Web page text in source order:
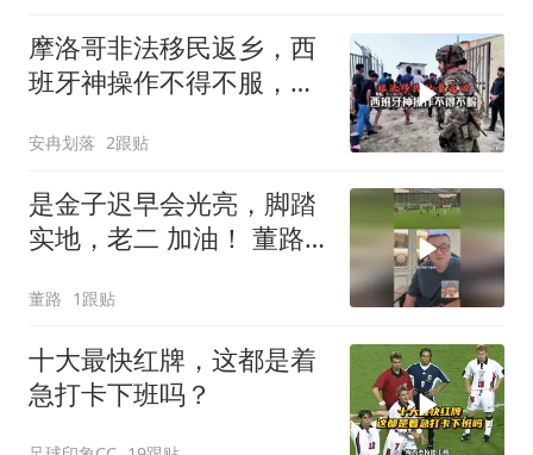
摩洛哥非法移民返乡，西
班牙神操作不得不服，悄
安冉划落 2跟贴
是金子迟早会光亮，脚踏
实地，老二 加油！ 董路
董路 1跟贴
十大最快红牌，这都是着
急打卡下班吗？